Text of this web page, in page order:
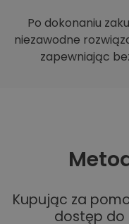
Po dokonaniu
niezawodne
zapewniając
Kupując za
dostęp do